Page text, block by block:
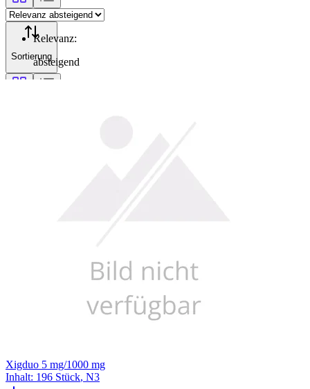
Sortierung
Relevanz:
absteigend
Xigduo 5 mg/1000 mg
Inhalt: 196 Stück, N3